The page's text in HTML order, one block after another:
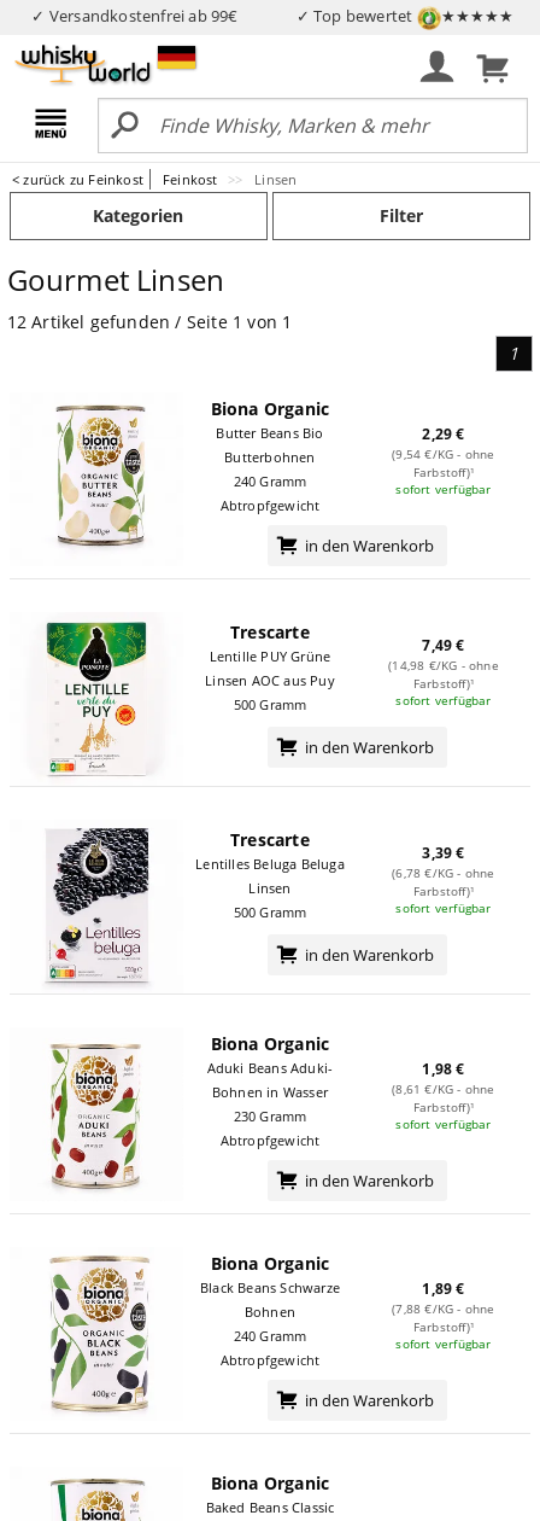
✓ Versandkostenfrei ab 99€ ✓ Top bewertet ★★★★★
< zurück zu Feinkost Feinkost Linsen
Kategorien Filter
Gourmet Linsen
12 Artikel gefunden / Seite 1 von 1
1
Biona Organic
Butter Beans Bio
Butterbohnen
240 Gramm
Abtropfgewicht
2,29 €
(9,54 €/KG - ohne
Farbstoff)¹
sofort verfügbar
in den Warenkorb
Trescarte
Lentille PUY Grüne
Linsen AOC aus Puy
500 Gramm
7,49 €
(14,98 €/KG - ohne
Farbstoff)¹
sofort verfügbar
in den Warenkorb
Trescarte
Lentilles Beluga Beluga
Linsen
500 Gramm
3,39 €
(6,78 €/KG - ohne
Farbstoff)¹
sofort verfügbar
in den Warenkorb
Biona Organic
Aduki Beans Aduki-
Bohnen in Wasser
230 Gramm
Abtropfgewicht
1,98 €
(8,61 €/KG - ohne
Farbstoff)¹
sofort verfügbar
in den Warenkorb
Biona Organic
Black Beans Schwarze
Bohnen
240 Gramm
Abtropfgewicht
1,89 €
(7,88 €/KG - ohne
Farbstoff)¹
sofort verfügbar
in den Warenkorb
Biona Organic
Baked Beans Classic